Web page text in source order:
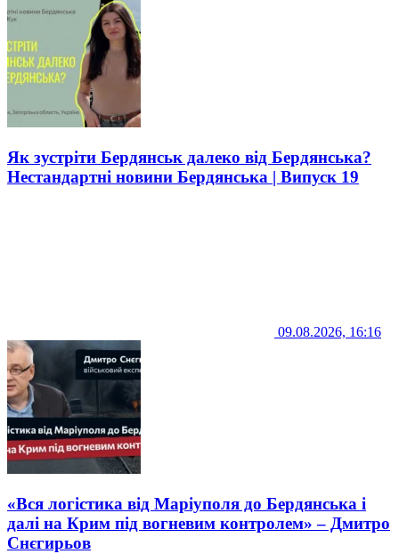
Як зустріти Бердянськ далеко від Бердянська?
Нестандартні новини Бердянська | Випуск 19
09.08.2026, 16:16
«Вся логістика від Маріуполя до Бердянська і
далі на Крим під вогневим контролем» – Дмитро
Снєгирьов